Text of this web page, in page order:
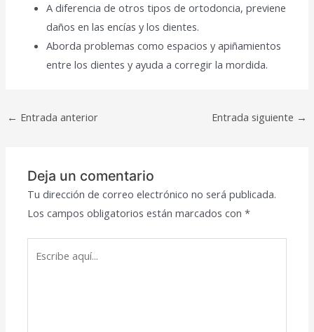
A diferencia de otros tipos de ortodoncia, previene
daños en las encías y los dientes.
Aborda problemas como espacios y apiñamientos
entre los dientes y ayuda a corregir la mordida.
Navegación
← Entrada anterior Entrada siguiente →
Deja un comentario
Tu dirección de correo electrónico no será publicada.
Los campos obligatorios están marcados con*